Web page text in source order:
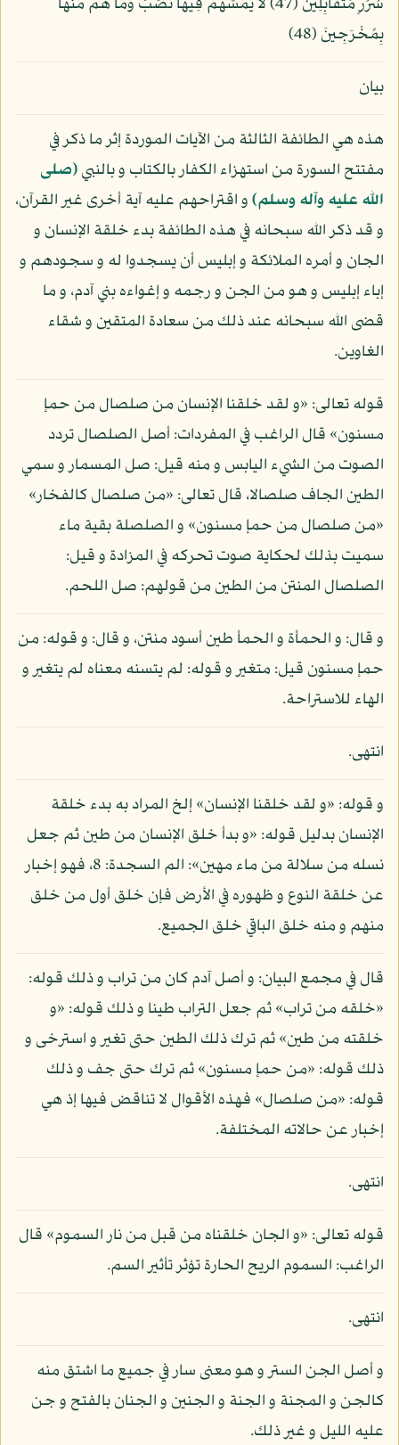
سُرُرٍ مُّتَقَابِلِينَ (47) لاَ يَمَسُّهُمْ فِيهَا نَصَبٌ وَمَا هُم مِّنْهَا
بِمُخْرَجِينَ (48)
بيان
هذه هي الطائفة الثالثة من الآيات الموردة إثر ما ذكر في
مفتتح السورة من استهزاء الكفار بالكتاب و بالنبي(صلى
الله عليه وآله وسلم)و اقتراحهم عليه آية أخرى غير القرآن،
و قد ذكر الله سبحانه في هذه الطائفة بدء خلقة الإنسان و
الجان و أمره الملائكة و إبليس أن يسجدوا له و سجودهم و
إباء إبليس و هو من الجن و رجمه و إغواءه بني آدم، و ما
قضى الله سبحانه عند ذلك من سعادة المتقين و شقاء
الغاوين.
قوله تعالى: «و لقد خلقنا الإنسان من صلصال من حمإ
مسنون» قال الراغب في المفردات: أصل الصلصال تردد
الصوت من الشيء اليابس و منه قيل: صل المسمار و سمي
الطين الجاف صلصالا، قال تعالى: «من صلصال كالفخار»
«من صلصال من حمإ مسنون» و الصلصلة بقية ماء
سميت بذلك لحكاية صوت تحركه في المزادة و قيل:
الصلصال المنتن من الطين من قولهم: صل اللحم.
و قال: و الحمأة و الحمأ طين أسود منتن، و قال: و قوله: من
حمإ مسنون قيل: متغير و قوله: لم يتسنه معناه لم يتغير و
الهاء للاستراحة.
انتهى.
و قوله: «و لقد خلقنا الإنسان» إلخ المراد به بدء خلقة
الإنسان بدليل قوله: «و بدأ خلق الإنسان من طين ثم جعل
نسله من سلالة من ماء مهين»: الم السجدة: 8، فهو إخبار
عن خلقة النوع و ظهوره في الأرض فإن خلق أول من خلق
منهم و منه خلق الباقي خلق الجميع.
قال في مجمع البيان: و أصل آدم كان من تراب و ذلك قوله:
«خلقه من تراب» ثم جعل التراب طينا و ذلك قوله: «و
خلقته من طين» ثم ترك ذلك الطين حتى تغير و استرخى و
ذلك قوله: «من حمإ مسنون» ثم ترك حتى جف و ذلك
قوله: «من صلصال» فهذه الأقوال لا تناقض فيها إذ هي
إخبار عن حالاته المختلفة.
انتهى.
قوله تعالى: «و الجان خلقناه من قبل من نار السموم» قال
الراغب: السموم الريح الحارة تؤثر تأثير السم.
انتهى.
و أصل الجن الستر و هو معنى سار في جميع ما اشتق منه
كالجن و المجنة و الجنة و الجنين و الجنان بالفتح و جن
عليه الليل و غير ذلك.